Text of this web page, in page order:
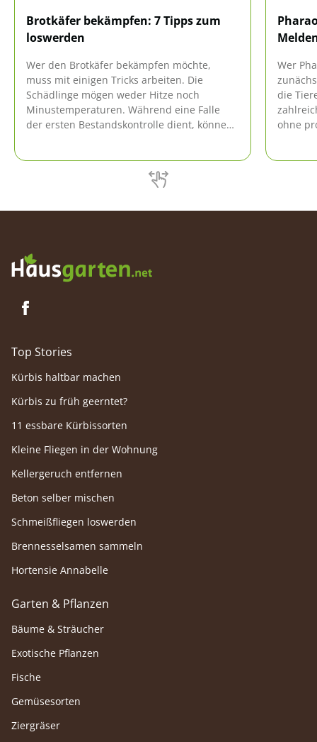
Brotkäfer bekämpfen: 7 Tipps zum
loswerden
Wer den Brotkäfer bekämpfen möchte,
muss mit einigen Tricks arbeiten. Die
Schädlinge mögen weder Hitze noch
Minustemperaturen. Während eine Falle
der ersten Bestandskontrolle dient, können
Maßnahmen verhindern einen erneuten
Wer
die
ohne
Top Stories
Kürbis haltbar machen
Kürbis zu früh geerntet?
11 essbare Kürbissorten
Kleine Fliegen in der Wohnung
Kellergeruch entfernen
Beton selber mischen
Schmeißfliegen loswerden
Brennesselsamen sammeln
Hortensie Annabelle
Garten & Pflanzen
Bäume & Sträucher
Exotische Pflanzen
Fische
Gemüsesorten
Ziergräser